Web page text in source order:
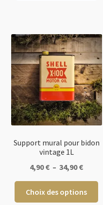
Support mural pour bidon
vintage 1L
4,90€ – 34,90€Plage
prix :
4,90 €
Choix des options
Ce